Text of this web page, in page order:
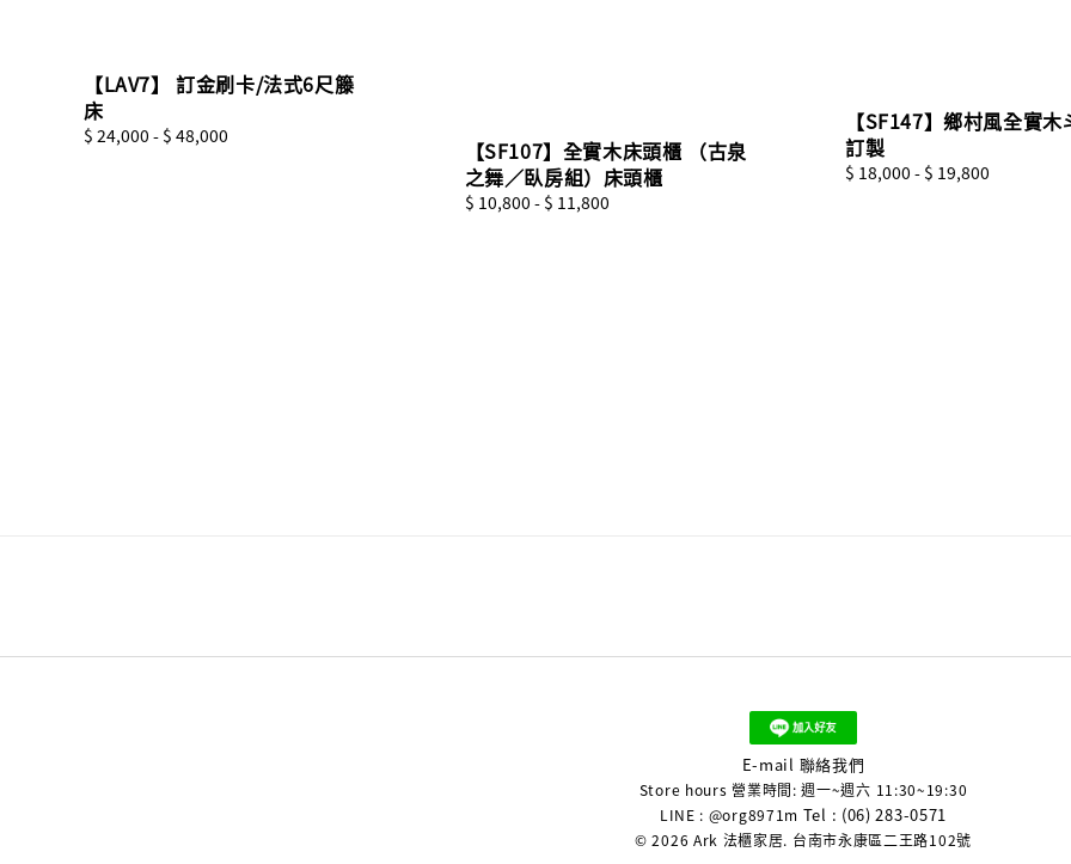
【LAV7】 訂金刷卡/法式6尺籐
床
Regular
$ 24,000 - $ 48,000
【SF107】全實木床頭櫃 （古泉
之舞／臥房組）床頭櫃
Regular
$ 10,800 - $ 11,800
【SF147】鄉村風全實
訂製
Regular
$ 18,000 - $ 19,800
E-mail 聯絡我們
Store hours 營業時間: 週一~週六 11:30~19:30
LINE : @org8971m Tel : (06) 283-0571
© 2026 Ark 法櫃家居. 台南市永康區二王路102號